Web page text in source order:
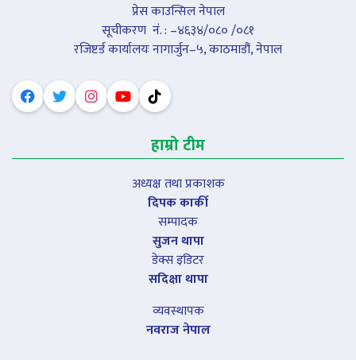
प्रेस काउन्सिल नेपाल
सूचीकरण नंं. : –४६३४/०८० /०८१
रजिष्टर्ड कार्यालयः नागार्जुन–५, काठमाडौं, नेपाल
हाम्रो टीम
अध्यक्ष तथा प्रकाशक
दिपक कार्की
सम्पादक
सुजन थापा
डेक्स इडिटर
सदिक्षा थापा
व्यवस्थापक
नवराज नेपाल